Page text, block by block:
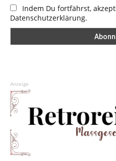
Indem Du fortfährst,
Datenschutzerklärung.
Anzeige